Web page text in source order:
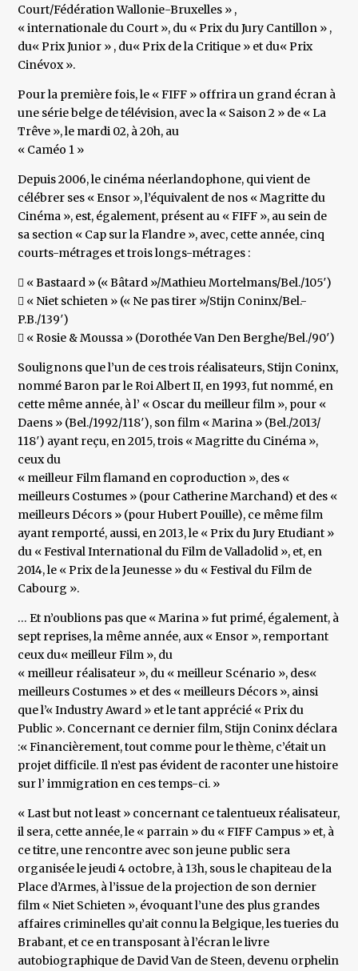
Court/Fédération Wallonie-Bruxelles » ,
« internationale du Court », du « Prix du Jury Cantillon » ,
du« Prix Junior » , du« Prix de la Critique » et du« Prix
Cinévox ».
Pour la première fois, le « FIFF » offrira un grand écran à
une série belge de télévision, avec la « Saison 2 » de « La
Trêve », le mardi 02, à 20h, au
« Caméo 1 »
Depuis 2006, le cinéma néerlandophone, qui vient de
célébrer ses « Ensor », l’équivalent de nos « Magritte du
Cinéma », est, également, présent au « FIFF », au sein de
sa section « Cap sur la Flandre », avec, cette année, cinq
courts-métrages et trois longs-métrages :
 « Bastaard » (« Bâtard »/Mathieu Mortelmans/Bel./105′)
 « Niet schieten » (« Ne pas tirer »/Stijn Coninx/Bel.-
P.B./139′)
 « Rosie & Moussa » (Dorothée Van Den Berghe/Bel./90′)
Soulignons que l’un de ces trois réalisateurs, Stijn Coninx,
nommé Baron par le Roi Albert II, en 1993, fut nommé, en
cette même année, à l’ « Oscar du meilleur film », pour «
Daens » (Bel./1992/118′), son film « Marina » (Bel./2013/
118′) ayant reçu, en 2015, trois « Magritte du Cinéma »,
ceux du
« meilleur Film flamand en coproduction », des «
meilleurs Costumes » (pour Catherine Marchand) et des «
meilleurs Décors » (pour Hubert Pouille), ce même film
ayant remporté, aussi, en 2013, le « Prix du Jury Etudiant »
du « Festival International du Film de Valladolid », et, en
2014, le « Prix de la Jeunesse » du « Festival du Film de
Cabourg ».
… Et n’oublions pas que « Marina » fut primé, également, à
sept reprises, la même année, aux « Ensor », remportant
ceux du« meilleur Film », du
« meilleur réalisateur », du « meilleur Scénario », des«
meilleurs Costumes » et des « meilleurs Décors », ainsi
que l’« Industry Award » et le tant apprécié « Prix du
Public ». Concernant ce dernier film, Stijn Coninx déclara
:« Financièrement, tout comme pour le thème, c’était un
projet difficile. Il n’est pas évident de raconter une histoire
sur l’ immigration en ces temps-ci. »
« Last but not least » concernant ce talentueux réalisateur,
il sera, cette année, le « parrain » du « FIFF Campus » et, à
ce titre, une rencontre avec son jeune public sera
organisée le jeudi 4 octobre, à 13h, sous le chapiteau de la
Place d’Armes, à l’issue de la projection de son dernier
film « Niet Schieten », évoquant l’une des plus grandes
affaires criminelles qu’ait connu la Belgique, les tueries du
Brabant, et ce en transposant à l’écran le livre
autobiographique de David Van de Steen, devenu orphelin